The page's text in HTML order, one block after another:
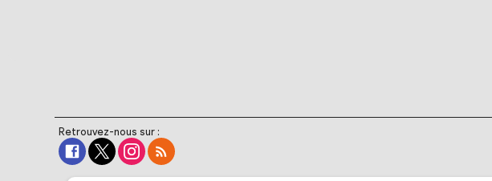
Retrouvez-nous sur :